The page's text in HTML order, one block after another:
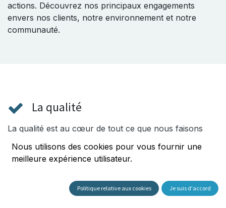
actions. Découvrez nos principaux engagements
envers nos clients, notre environnement et notre
communauté.
La qualité
La qualité est au cœur de tout ce que nous faisons
produits AdBlue® de la plus haute qualité, répondant
aux normes les plus strictes de l'industrie. Chaque lot
performance optimale.
Nous utilisons des cookies pour vous fournir une
meilleure expérience utilisateur.
Politique relative aux cookies Je suis d'accord